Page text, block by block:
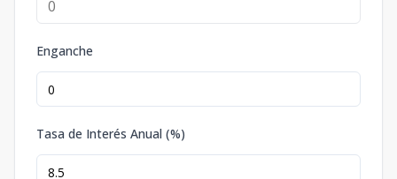
Enganche
Tasa de Interés Anual (%)